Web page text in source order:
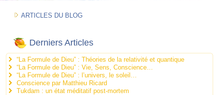
ARTICLES DU BLOG
Derniers Articles
“La Formule de Dieu” : Théories de la relativité et quantique
“La Formule de Dieu” : Vie, Sens, Conscience…
“La Formule de Dieu” : l’univers, le soleil…
Conscience par Matthieu Ricard
Tukdam : un état méditatif post-mortem